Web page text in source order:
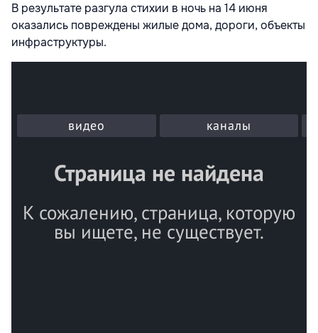
В результате разгула стихии в ночь на 14 июня
оказались повреждены жилые дома, дороги, объекты
инфраструктуры.